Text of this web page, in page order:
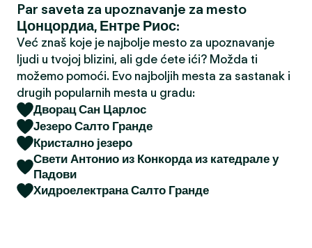
Par saveta za upoznavanje za mesto
Цонцордиа, Ентре Риос:
Već znaš koje je najbolje mesto za upoznavanje
ljudi u tvojoj blizini, ali gde ćete ići? Možda ti
možemo pomoći. Evo najboljih mesta za sastanak i
drugih popularnih mesta u gradu:
Дворац Сан Царлос
Језеро Салто Гранде
Кристално језеро
Свети Антонио из Конкорда из катедрале у
Падови
Хидроелектрана Салто Гранде